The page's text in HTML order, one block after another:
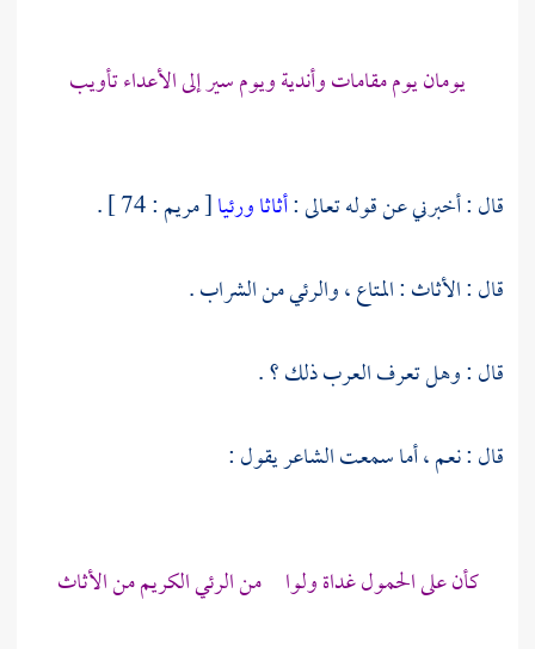
يومان يوم مقامات وأندية ويوم سير إلى الأعداء تأويب
قال : أخبرني عن قوله تعالى :أثاثا ورئيا[ مريم : 74 ] .
قال : الأثاث : المتاع ، والرئي من الشراب .
قال : وهل تعرف العرب ذلك ؟ .
قال : نعم ، أما سمعت الشاعر يقول :
كأن على الحمول غداة ولوا من الرئي الكريم من الأثاث